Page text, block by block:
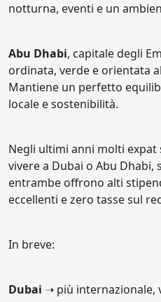
notturna, eventi e un
Abu Dhabi, capitale degli
ordinata, verde e orientata
Mantiene un perfetto
locale e sostenibilità.
Negli ultimi anni molti expat
vivere a Dubai o Abu
entrambe offrono alti
eccellenti e zero tasse sul
In breve:
Dubai ➝ più internazionale,